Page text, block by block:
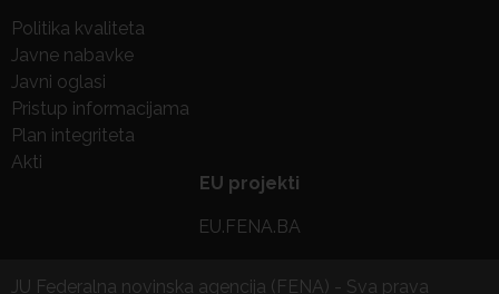
Politika kvaliteta
Javne nabavke
Javni oglasi
Pristup informacijama
Plan integriteta
Akti
EU projekti
EU.FENA.BA
JU Federalna novinska agencija (FENA) - Sva prava